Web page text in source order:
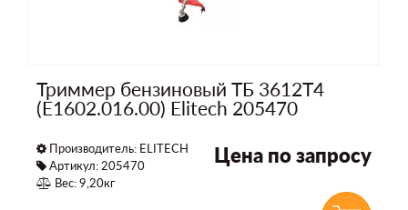
Триммер бензиновый ТБ 3612T4
(E1602.016.00) Elitech 205470
Производитель: ELITECH
Артикул: 205470
Вес: 9,20кг
Цена по запросу